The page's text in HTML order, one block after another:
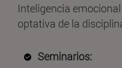
Inteligencia
optativa de la
Seminarios: